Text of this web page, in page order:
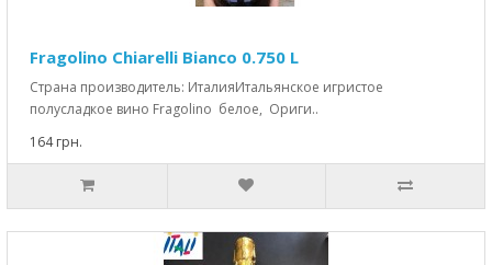
Fragolino Chiarelli Bianco 0.750 L
Страна производитель: ИталияИтальянское игристое
полусладкое вино Fragolino белое, Ориги..
164 грн.